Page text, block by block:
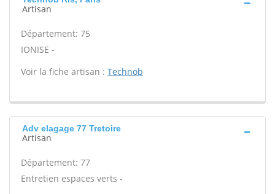
Artisan
Département: 75
IONISE -
Voir la fiche artisan : Technob
Adv elagage 77 Tretoire
Artisan
Département: 77
Entretien espaces verts -